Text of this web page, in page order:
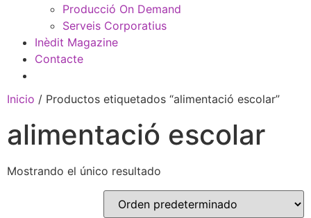
Producció On Demand
Serveis Corporatius
Inèdit Magazine
Contacte
Inicio / Productos etiquetados “alimentació escolar”
alimentació escolar
Mostrando el único resultado